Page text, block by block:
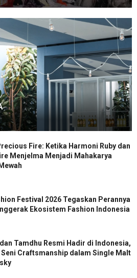
Fire: Ketika Harmoni Ruby dan
Menjelma Menjadi Mahakarya
Festival 2026 Tegaskan Perannya
Ekosistem Fashion Indonesia
Tamdhu Resmi Hadir di Indonesia,
Craftsmanship dalam Single Malt